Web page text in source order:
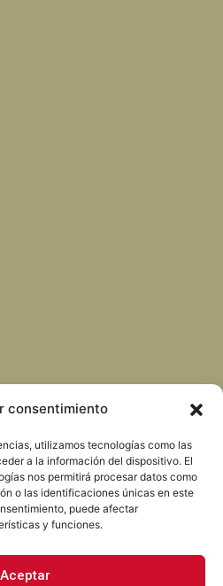
consentimiento
utilizamos tecnologías como las
a la información del dispositivo. El
nos permitirá procesar datos como
o las identificaciones únicas en este
puede afectar
y funciones.
Aceptar